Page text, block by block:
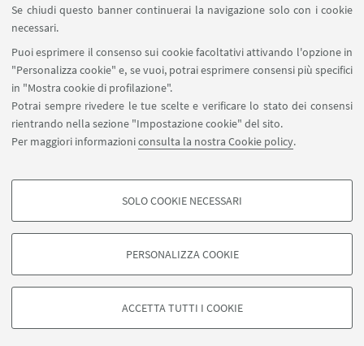
Se chiudi questo banner continuerai la navigazione solo con i cookie
necessari.
Puoi esprimere il consenso sui cookie facoltativi attivando l'opzione in
"Personalizza cookie" e, se vuoi, potrai esprimere consensi più specifici
in "Mostra cookie di profilazione".
Potrai sempre rivedere le tue scelte e verificare lo stato dei consensi
rientrando nella sezione "Impostazione cookie" del sito.
Per maggiori informazioniconsulta la nostra Cookie policy.
COOKIE DI PROFILAZIONE - FACOLTATIVI
degli utenti, creare profili in base al loro comportamento sul sito, per analisi
di marketing.
Google/Youtube Video
SOLO COOKIE NECESSARI
PERSONALIZZA COOKIE
ACCETTA TUTTI I COOKIE
SEGUI UNIBO SU:
APP:
©Copyright 2026 - ALMA MATER STUDIORUM - Università di
Bologna - Via Zamboni, 33 - 40126 Bologna - PI: 01131710376 - CF:
80007010376
Privacy
Note legali
Informazioni sul sito e accessibilità
Impostazioni Cookie